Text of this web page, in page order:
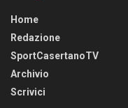
Home
Redazione
SportCasertanoTV
Archivio
Scrivici